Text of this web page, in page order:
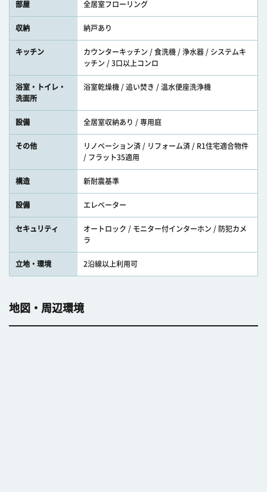
部屋 全居室フローリング
収納 納戸あり
キッチン
カウンターキッチン / 食洗機 / 浄水器 / システムキ
ッチン / 3口以上コンロ
浴室・トイレ・
洗面所
浴室乾燥機 / 追い焚き / 温水便座洗浄機
設備 全居室収納あり / 専用庭
その他
リノベーション済 / リフォーム済 / R1住宅適合物件
/ フラット35適用
構造 新耐震基準
設備 エレベーター
セキュリティ
オートロック / モニター付インターホン / 防犯カメ
ラ
立地・環境 2沿線以上利用可
地図・周辺環境